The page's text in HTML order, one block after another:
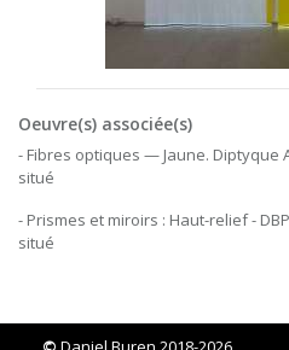
Oeuvre(s) associée(s)
- Fibres optiques — Jaune. Diptyque
situé
- Prismes et miroirs : Haut-relief -
situé